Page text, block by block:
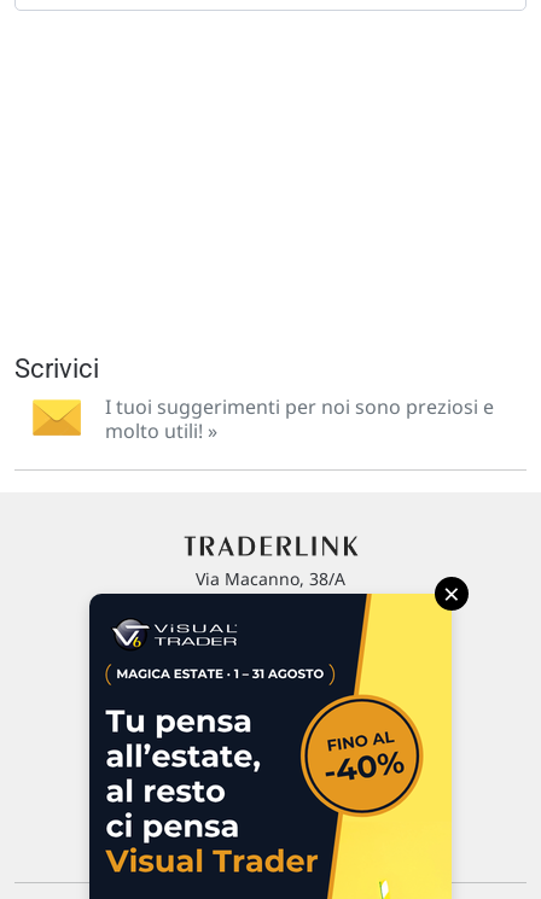
Scrivici
I tuoi suggerimenti per noi sono preziosi e
molto utili! »
Via Macanno, 38/A
P.IVA 02 452 460 401
Commenti e segnalazioni
Contattaci
×